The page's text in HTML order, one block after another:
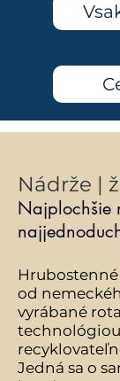
Nádrže |
Najplochšie
od
vyrábané
Jedná sa o